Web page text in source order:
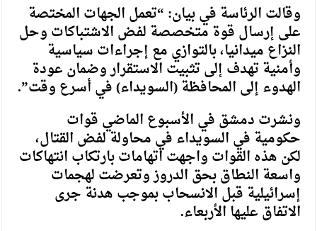
وقالت الرئاسة في بيان: “تعمل الجهات المختصة
على إرسال قوة متخصصة لفض الاشتباكات وحل
النزاع ميدانيا، بالتوازي مع إجراءات سياسية
وأمنية تهدف إلى تثبيت الاستقرار وضمان عودة
الهدوء إلى المحافظة (السويداء) في أسرع وقت”.
ونشرت دمشق في الأسبوع الماضي قوات
حكومية في السويداء في محاولة لفض القتال،
لكن هذه القوات واجهت اتهامات بارتكاب انتهاكات
واسعة النطاق بحق الدروز وتعرضت لهجمات
إسرائيلية قبل الانسحاب بموجب هدنة جرى
الاتفاق عليها الأربعاء.